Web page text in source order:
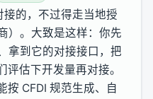
接的，不过得走当地授
）。大致是这样：你先
拿到它的对接接口，把
估下开发量再对接。
按 CFDI 规范生成、自